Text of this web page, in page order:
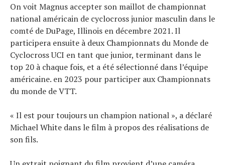
On voit Magnus accepter son maillot de championnat
national américain de cyclocross junior masculin dans le
comté de DuPage, Illinois en décembre 2021. Il
participera ensuite à deux Championnats du Monde de
Cyclocross UCI en tant que junior, terminant dans le
top 20 à chaque fois, et a été sélectionné dans l’équipe
américaine. en 2023 pour participer aux Championnats
du monde de VTT.
« Il est pour toujours un champion national », a déclaré
Michael White dans le film à propos des réalisations de
son fils.